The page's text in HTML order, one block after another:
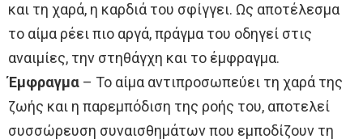
και τη χαρά, η καρδιά του σφίγγει. Ως αποτέλεσμα
το αίμα ρέει πιο αργά, πράγμα του οδηγεί στις
αναιμίες, την στηθάγχη και το έμφραγμα.
Έμφραγμα – Το αίμα αντιπροσωπεύει τη χαρά της
ζωής και η παρεμπόδιση της ροής του, αποτελεί
συσσώρευση συναισθημάτων που εμποδίζουν τη